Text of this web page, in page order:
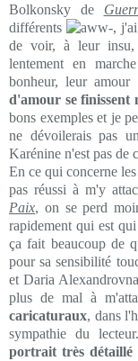
Bolkonsky de
différents
-, j'ai
de voir, à leur
lentement en
bonheur, leur
d'amour se finissent
bons exemples et je
ne dévoilerais pas
Karénine n'est pas de
En ce qui concerne
pas réussi à m'y
Paix, on se perd
rapidement qui est
ça fait beaucoup de
pour sa sensibilité
et Daria
plus de mal à
caricaturaux, dans
sympathie du
portrait très détaillé